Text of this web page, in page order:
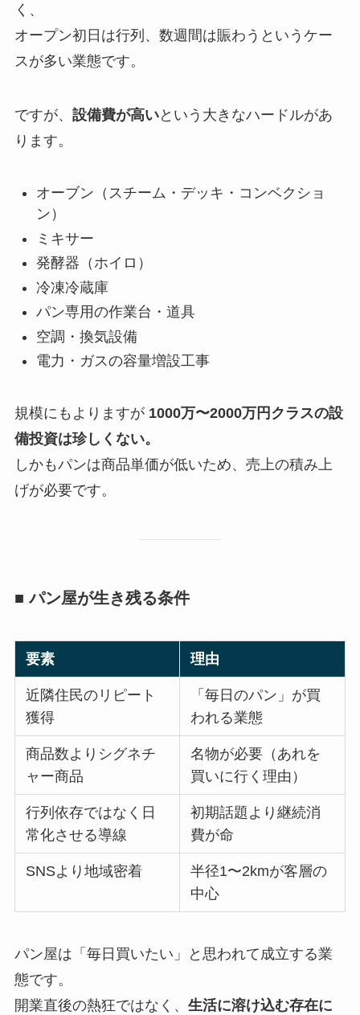
く、
オープン初日は行列、数週間は賑わうというケー
スが多い業態です。
ですが、 設備費が高いという大きなハードルがあ
ります。
オーブン（スチーム・デッキ・コンベクショ
ン）
ミキサー
発酵器（ホイロ）
冷凍冷蔵庫
パン専用の作業台・道具
空調・換気設備
電力・ガスの容量増設工事
規模にもよりますが 1000万〜2000万円クラスの設
備投資は珍しくない。
しかもパンは商品単価が低いため、売上の積み上
げが必要です。
■ パン屋が生き残る条件
要素 理由
近隣住民のリピート
獲得
「毎日のパン」が買
われる業態
商品数よりシグネチ
ャー商品
名物が必要（あれを
買いに行く理由）
行列依存ではなく日
常化させる導線
初期話題より継続消
費が命
SNSより地域密着
半径1〜2kmが客層の
中心
パン屋は「毎日買いたい」と思われて成立する業
態です。
開業直後の熱狂ではなく、 生活に溶け込む存在に